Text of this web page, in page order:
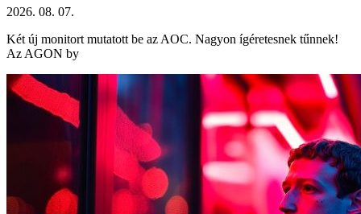
2026. 08. 07.
Két új monitort mutatott be az AOC. Nagyon ígéretesnek tűnnek!
Az AGON by